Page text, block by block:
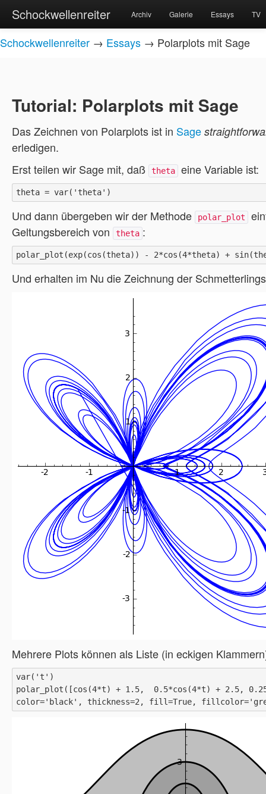
Schockwellenreiter Archiv Galerie Essays TV
Schockwellenreiter → Essays → Polarplots mit Sage
Tutorial: Polarplots mit Sage
Das Zeichnen von Polarplots ist in Sage
erledigen.
Erst teilen wir Sage mit, daß
theta eine Variable ist:
Und dann übergeben wir der Methode polar_plot
Geltungsbereich von
theta :
Und erhalten im Nu die Zeichnung der
Mehrere Plots können als Liste (in eckigen
var('t')
polar_plot([cos(4*t) + 1.5,  0.5*cos(4*t) + 2.5,